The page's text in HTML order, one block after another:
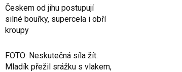
Českem od jihu postupují
silné bouřky, supercela i obří
kroupy
FOTO: Neskutečná síla žít.
Mladík přežil srážku s vlakem,